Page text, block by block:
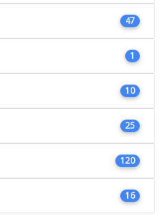
47
1
10
25
120
16